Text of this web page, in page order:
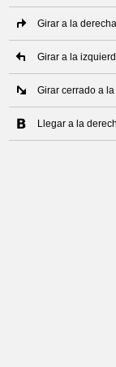
Girar a la
Girar a la
Girar cerrado a
Llegar a la